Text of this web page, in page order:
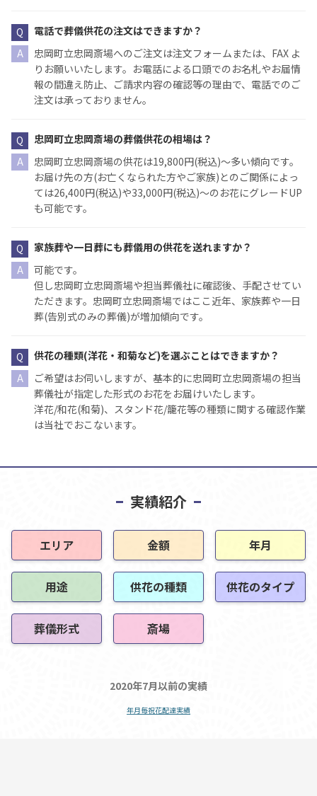
電話で葬儀供花の注文はできますか？
忠岡町立忠岡斎場へのご注文は注文フォームまたは、FAX よ
りお願いいたします。お電話による口頭でのお名札やお届情
報の間違え防止、ご請求内容の確認等の理由で、電話でのご
注文は承っておりません。
忠岡町立忠岡斎場の葬儀供花の相場は？
忠岡町立忠岡斎場の供花は19,800円(税込)〜多い傾向です。
お届け先の方(お亡くなられた方やご家族)とのご関係によっ
ては26,400円(税込)や33,000円(税込)〜のお花にグレードUP
も可能です。
家族葬や一日葬にも葬儀用の供花を送れますか？
可能です。
但し忠岡町立忠岡斎場や担当葬儀社に確認後、手配させてい
ただきます。忠岡町立忠岡斎場ではここ近年、家族葬や一日
葬(告別式のみの葬儀)が増加傾向です。
供花の種類(洋花・和菊など)を選ぶことはできますか？
ご希望はお伺いしますが、基本的に忠岡町立忠岡斎場の担当
葬儀社が指定した形式のお花をお届けいたします。
洋花/和花(和菊)、スタンド花/籠花等の種類に関する確認作業
は当社でおこないます。
実績紹介
エリア 金額 年月
用途 供花の種類 供花のタイプ
葬儀形式 斎場
2020年7月以前の実績
年月毎祝花配達実績